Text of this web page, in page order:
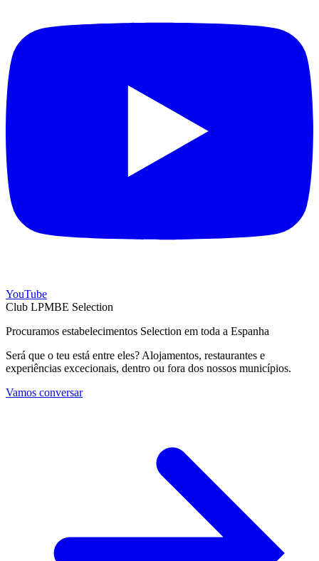
YouTube
Club LPMBE Selection
Procuramos estabelecimentos Selection em toda a Espanha
Será que o teu está entre eles? Alojamentos, restaurantes e
experiências excecionais, dentro ou fora dos nossos municípios.
Vamos conversar